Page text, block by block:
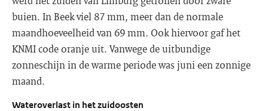
buien. In Beek viel 87 mm, meer dan de normale
maandhoeveelheid van 69 mm. Ook hiervoor gaf het
KNMI code oranje uit. Vanwege de uitbundige
zonneschijn in de warme periode was juni een zonnige
maand.
Wateroverlast in het zuidoosten